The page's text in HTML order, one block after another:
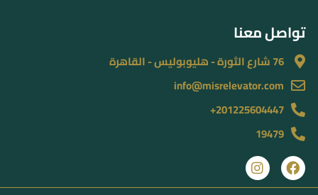
تواصل معنا
76 شارع الثورة - هليوبوليس - القاهرة
info@misrelevator.com
201225604447+
19479